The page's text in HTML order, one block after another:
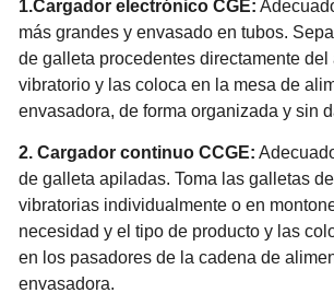
1.Cargador electrónico CGE:
más grandes y envasado en tubos.
de galleta procedentes directamente del
vibratorio y las coloca en la mesa de
envasadora, de forma organizada y sin
2. Cargador continuo CCGE:
de galleta apiladas. Toma las galletas
vibratorias individualmente o en
necesidad y el tipo de producto y las
en los pasadores de la cadena de
envasadora.